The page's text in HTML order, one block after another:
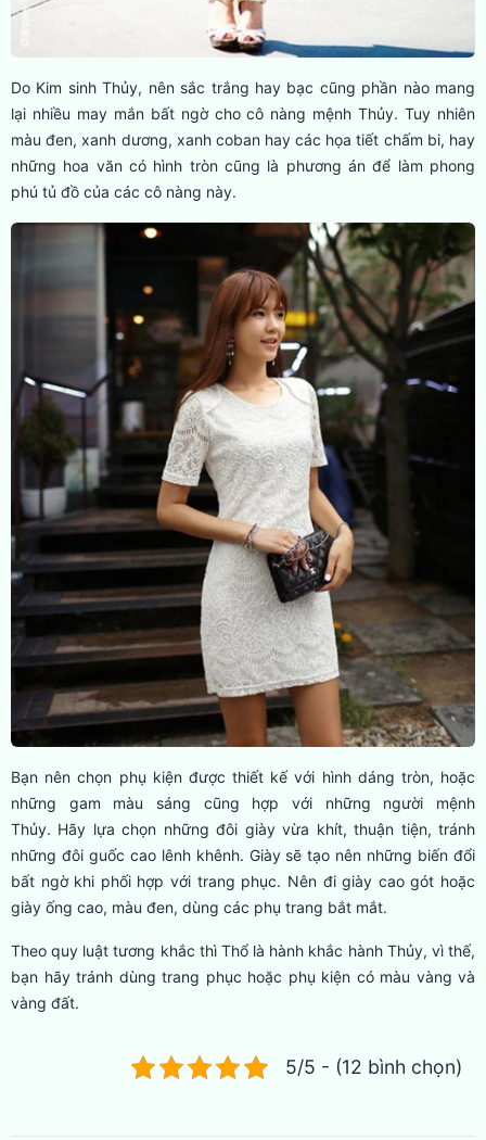
Do Kim sinh Thủy, nên sắc trắng hay bạc cũng phần nào mang
lại nhiều may mắn bất ngờ cho cô nàng mệnh Thủy. Tuy nhiên
màu đen, xanh dương, xanh coban hay các họa tiết chấm bi, hay
những hoa văn có hình tròn cũng là phương án để làm phong
phú tủ đồ của các cô nàng này.
Bạn nên chọn phụ kiện được thiết kế với hình dáng tròn, hoặc
những gam màu sáng cũng hợp với những người mệnh
Thủy. Hãy lựa chọn những đôi giày vừa khít, thuận tiện, tránh
những đôi guốc cao lênh khênh. Giày sẽ tạo nên những biến đổi
bất ngờ khi phối hợp với trang phục. Nên đi giày cao gót hoặc
giày ống cao, màu đen, dùng các phụ trang bắt mắt.
Theo quy luật tương khắc thì Thổ là hành khắc hành Thủy, vì thế,
bạn hãy tránh dùng trang phục hoặc phụ kiện có màu vàng và
vàng đất.
5/5 - (12 bình chọn)